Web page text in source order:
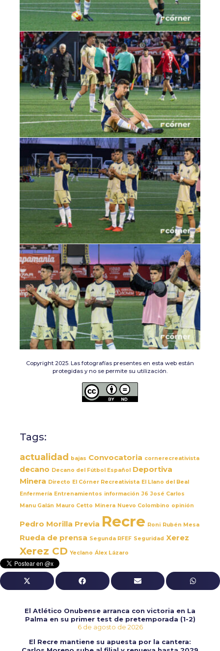
Copyright 2025. Las fotografías presentes en esta web están
protegidas y no se permite su utilización.
Tags:
actualidad bajas Convocatoria cornerecreativista
decano Decano del Fútbol Español Deportiva
Minera Directo El Córner Recreativista El Llano del Beal
Enfermería Entrenamientos información J6 José Carlos
Manu Galán Mauro Cetto Minera Nuevo Colombino opinión
Pedro Morilla Previa Recre Roni Rubén Mesa
Rueda de prensa Segunda RFEF Seguridad Xerez
Xerez CD Yeclano Álex Lázaro
El Atlético Onubense arranca con victoria en La
Palma en su primer test de pretemporada (1-2)
6 de agosto de 2026
El Recre mantiene su apuesta por la cantera: